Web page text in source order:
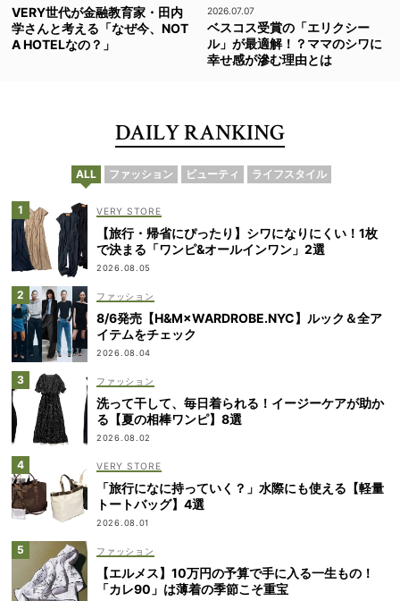
VERY世代が金融教育家・田内
学さんと考える「なぜ今、NOT
A HOTELなの？」
2026.07.07
ベスコス受賞の「エリクシー
ル」が最適解！？ママのシワに
幸せ感が滲む理由とは
DAILY RANKING
ALL ファッション ビューティ ライフスタイル
VERY STORE
【旅行・帰省にぴったり】シワになりにくい！1枚
で決まる「ワンピ&オールインワン」2選
2026.08.05
ファッション
8/6発売【H&M×WARDROBE.NYC】ルック＆全ア
イテムをチェック
2026.08.04
ファッション
洗って干して、毎日着られる！イージーケアが助か
る【夏の相棒ワンピ】8選
2026.08.02
VERY STORE
「旅行になに持っていく？」水際にも使える【軽量
トートバッグ】4選
2026.08.01
ファッション
【エルメス】10万円の予算で手に入る一生もの！
「カレ90」は薄着の季節こそ重宝